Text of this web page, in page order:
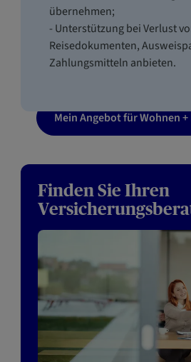
übernehmen;
- Unterstützung bei Verlust
Reisedokumenten,
Zahlungsmitteln anbieten.
Mein Angebot für Wohnen
Finden Sie Ihren